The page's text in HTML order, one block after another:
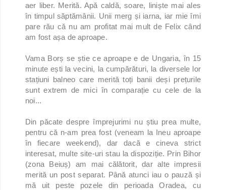
aer liber. Merită. Apă caldă, soare, liniște mai ales
în timpul săptămânii. Unii merg și iarna, iar mie îmi
pare rău că nu am profitat mai mult de Felix când
am fost așa de aproape.
Vama Borș se știe ce aproape e de Ungaria, în 15
minute ești la vecini, la cumpărături, la diversele lor
stațiuni balneo care merită toți banii deși prețurile
sunt extrem de mici în comparație cu cele de la
noi...
Din păcate despre împrejurimi nu știu prea multe,
pentru că n-am prea fost (veneam la Ineu aproape
în fiecare weekend), dar dacă e cineva strict
interesat, multe site-uri stau la dispoziție. Prin Bihor
(zona Beiuș) am mai călătorit, dar alte impresii
merită un post separat. Până atunci iau o pauză și
mă uit peste pozele din perioada Oradea, cu